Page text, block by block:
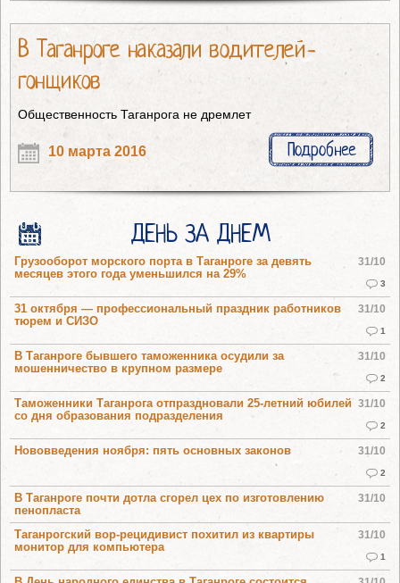
В Таганроге наказали водителей-
гонщиков
Общественность Таганрога не дремлет
10 марта 2016 Подробнее
ДЕНЬ ЗА ДНЕМ
31/10
3
Грузооборот морского порта в Таганроге за девять
месяцев этого года уменьшился на 29%
31/10
1
31 октября — профессиональный праздник работников
тюрем и СИЗО
31/10
2
В Таганроге бывшего таможенника осудили за
мошенничество в крупном размере
31/10
2
Таможенники Таганрога отпраздновали 25-летний юбилей
со дня образования подразделения
31/10
2
Нововведения ноября: пять основных законов
31/10
В Таганроге почти дотла сгорел цех по изготовлению
пенопласта
31/10
1
Таганрогский вор-рецидивист похитил из квартиры
монитор для компьютера